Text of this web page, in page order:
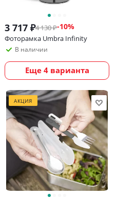
3 717 ₽4 130₽-10%
Фоторамка Umbra Infinity
В наличии
Еще 4 варианта
АКЦИЯ